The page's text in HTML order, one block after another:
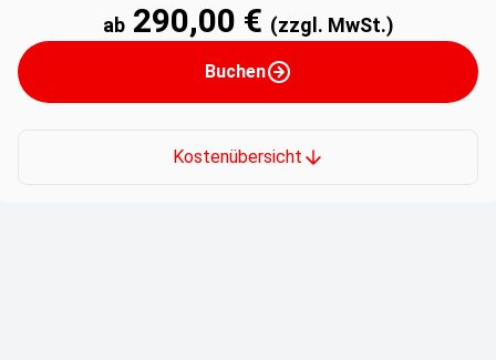
ab 290,00 € (zzgl. MwSt.)
Buchen
Kostenübersicht